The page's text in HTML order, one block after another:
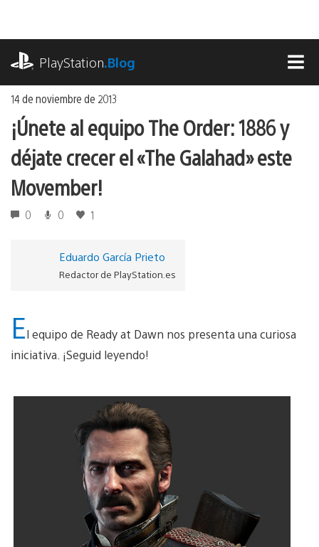
contenido
PlayStation.Blog
14 de noviembre de 2013
¡Únete al equipo The Order: 1886 y
déjate crecer el «The Galahad» este
Movember!
0 0 1
Eduardo García Prieto
Redactor de PlayStation.es
El equipo de Ready at Dawn nos presenta una curiosa
iniciativa. ¡Seguid leyendo!